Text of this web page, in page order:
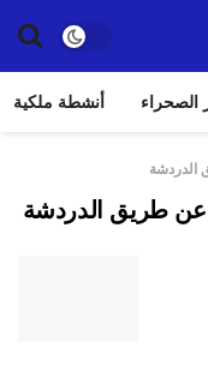
الصحراء أنشطة ملكية
الدردشة
عن طريق الدردشة